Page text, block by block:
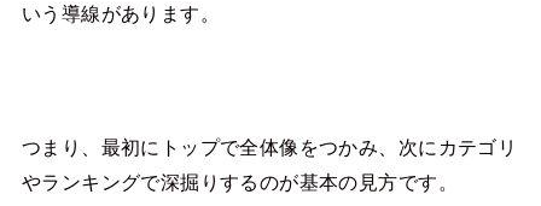
いう導線があります。
つまり、最初にトップで全体像をつかみ、次にカテゴリ
やランキングで深掘りするのが基本の見方です。